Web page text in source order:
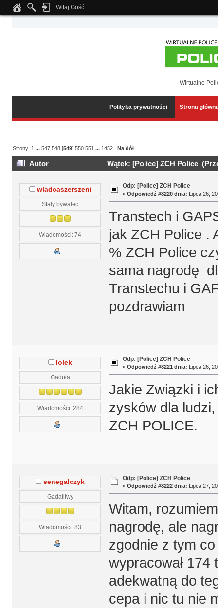
Notice: Undefined index: tapatalk_body_hook in
Witaj Gość
Wirtualne
Polityka prywatności Strona
Strony: 1 ...547 548 [549]550 551 ... 1452 Na dół
Autor Wątek: [Police] ZCH Police
wladcaszerszeni
Stały bywalec
Wiadomości: 74
Odp: [Police] ZCH Police
« Odpowiedź #8220 dnia: Lipca 26,
Transtech i
jak ZCH Police .
% ZCH Police
sama nagrodę
Transtechu i
pozdrawiam
lolek
Gaduła
Wiadomości: 284
Odp: [Police] ZCH Police
« Odpowiedź #8221 dnia: Lipca 26,
Jakie Związki i
zysków dla
ZCH POLICE.
senegalczyk
Gadatliwy
Wiadomości: 83
Odp: [Police] ZCH Police
« Odpowiedź #8222 dnia: Lipca 27,
Witam,
nagrodę, ale
zgodnie z tym co
wypracował 174
adekwatną do
cepa i nic tu nie